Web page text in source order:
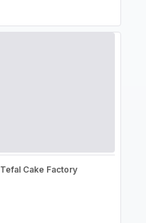
Tefal Cake Factory